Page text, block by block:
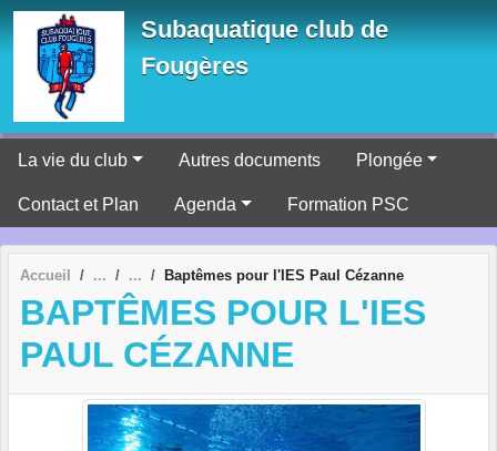
Subaquatique club de
Fougères
La vie du club Autres documents Plongée
Contact et Plan Agenda Formation PSC
Accueil Baptêmes pour l'IES Paul Cézanne
BAPTÊMES POUR L'IES
PAUL CÉZANNE
Panneau de gestion des cookies